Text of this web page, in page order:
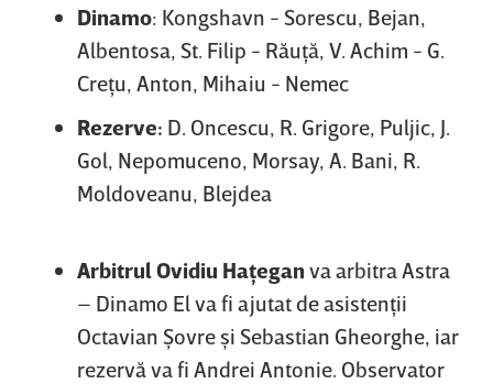
Dinamo: Kongshavn - Sorescu, Bejan,
Albentosa, St. Filip - Răuţă, V. Achim - G.
Creţu, Anton, Mihaiu - Nemec
Rezerve: D. Oncescu, R. Grigore, Puljic, J.
Gol, Nepomuceno, Morsay, A. Bani, R.
Moldoveanu, Blejdea
Arbitrul Ovidiu Haţegan va arbitra Astra
– Dinamo El va fi ajutat de asistenţii
Octavian Şovre şi Sebastian Gheorghe, iar
rezervă va fi Andrei Antonie. Observator